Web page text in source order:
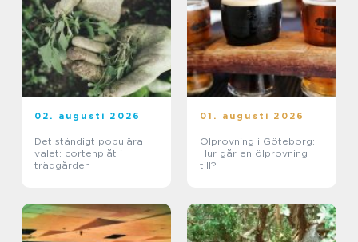
02. augusti 2026
Det ständigt populära
valet: cortenplåt i
trädgården
01. augusti 2026
Ölprovning i Göteborg:
Hur går en ölprovning
till?